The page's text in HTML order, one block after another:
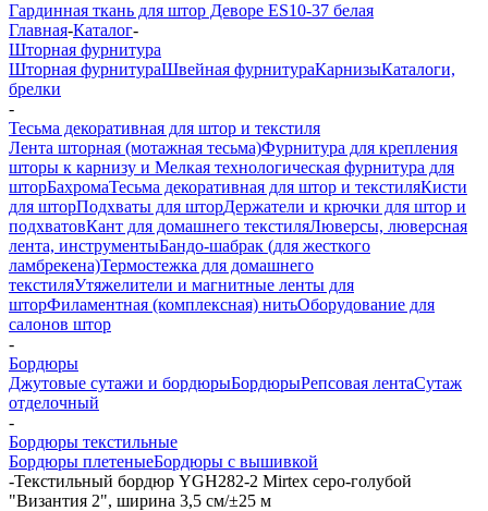
Гардинная ткань для штор Деворе ES10-37 белая
Главная-Каталог-
Шторная фурнитура
Шторная фурнитураШвейная фурнитураКарнизыКаталоги,
брелки
-
Тесьма декоративная для штор и текстиля
Лента шторная (мотажная тесьма)Фурнитура для крепления
шторы к карнизу и Мелкая технологическая фурнитура для
шторБахромаТесьма декоративная для штор и текстиляКисти
для шторПодхваты для шторДержатели и крючки для штор и
подхватовКант для домашнего текстиляЛюверсы, люверсная
лента, инструментыБандо-шабрак (для жесткого
ламбрекена)Термостежка для домашнего
текстиляУтяжелители и магнитные ленты для
шторФиламентная (комплексная) нитьОборудование для
салонов штор
-
Бордюры
Джутовые сутажи и бордюрыБордюрыРепсовая лентаСутаж
отделочный
-
Бордюры текстильные
Бордюры плетеныеБордюры с вышивкой
-Текстильный бордюр YGH282-2 Mirtex серо-голубой
"Византия 2", ширина 3,5 см/±25 м